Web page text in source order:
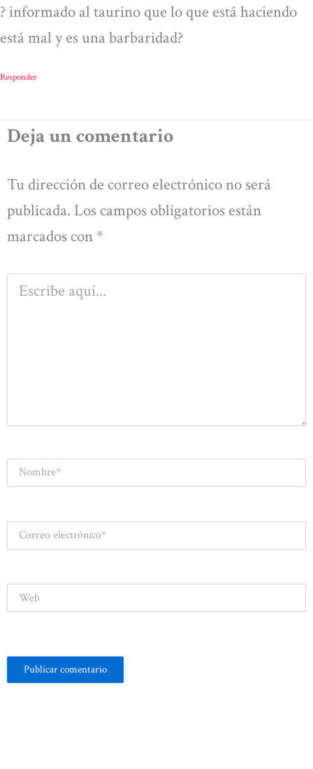
? informado al taurino que lo que está haciendo
está mal y es una barbaridad?
Responder
Deja un comentario
Tu dirección de correo electrónico no será
publicada. Los campos obligatorios están
marcados con *
aquí...
Nombre*
electrónico*